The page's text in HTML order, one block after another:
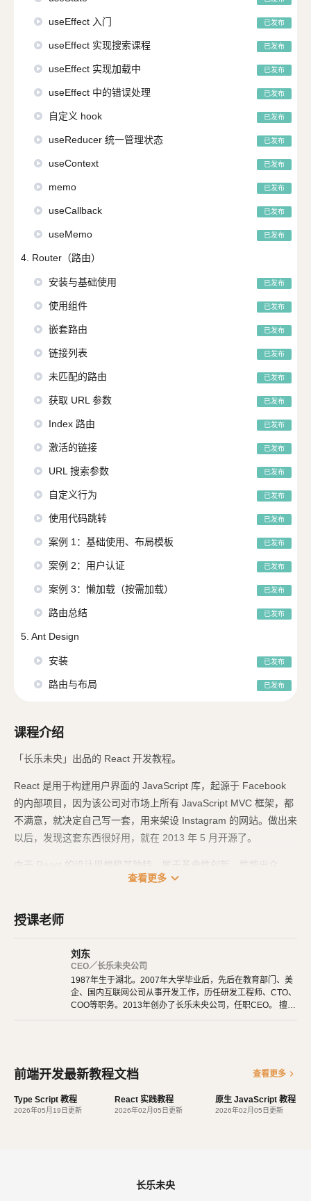
useEffect 入门 已发布
useEffect 实现搜索课程 已发布
useEffect 实现加载中 已发布
useEffect 中的错误处理 已发布
自定义 hook 已发布
useReducer 统一管理状态 已发布
useContext 已发布
memo 已发布
useCallback 已发布
useMemo 已发布
4. Router（路由）
安装与基础使用 已发布
使用组件 已发布
嵌套路由 已发布
链接列表 已发布
未匹配的路由 已发布
获取 URL 参数 已发布
Index 路由 已发布
激活的链接 已发布
URL 搜索参数 已发布
自定义行为 已发布
使用代码跳转 已发布
案例 1：基础使用、布局模板 已发布
案例 2：用户认证 已发布
案例 3：懒加载（按需加载） 已发布
路由总结 已发布
5. Ant Design
安装 已发布
路由与布局 已发布
课程介绍
「长乐未央」出品的 React 开发教程。
React 是用于构建用户界面的 JavaScript 库，起源于 Facebook
的内部项目，因为该公司对市场上所有 JavaScript MVC 框架，都
不满意，就决定自己写一套，用来架设 Instagram 的网站。做出来
以后，发现这套东西很好用，就在 2013 年 5 月开源了。
由于 React 的设计思想极其独特，属于革命性创新，性能出众，
代码逻辑却非常简单。所以，越来越多的人开始关注和使用，认为
这个项目本身也越滚越大，从最早的 UI 引擎变成了一整套前后端
宏伟，希望用写 Web App 的方式去写 Native App。如果能够实
现，整个互联网行业都会被颠覆，因为同一组人只需要写一次 UI
，就能同时运行在服务器、浏览器和手机。
高效：React 通过对 DOM 的模拟，最大限度地减少与 DOM 的交互。
查看更多 expand_more
授课老师
刘东
CEO／长乐未央公司
1987年生于湖北。2007年大学毕业后，先后在教育部门、美
企、国内互联网公司从事开发工作，历任研发工程师、CTO、
COO等职务。2013年创办了长乐未央公司，任职CEO。 擅长
兴趣，觉得做开发非常快乐，能创造梦想中的产品是一件非常
有幸福感的事情。喜爱阅读，尤其是历史相关的书籍。喜欢音
乐，钢琴、Ukulele都能简单自娱自乐。爱好旅行和美食，人
生梦想之一是希望能带着妻子吃遍全世界。
前端开发最新教程文档 查看更多 chevron_right
Type Script 教程
2026年05月19日更新
React 实践教程
2026年02月05日更新
原生 JavaScript 教程
2026年02月05日更新
长乐未央